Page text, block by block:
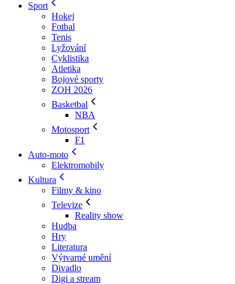
Sport
Hokej
Fotbal
Tenis
Lyžování
Cyklistika
Atletika
Bojové sporty
ZOH 2026
Basketbal
NBA
Motosport
F1
Auto-moto
Elektromobily
Kultura
Filmy & kino
Televize
Reality show
Hudba
Hry
Literatura
Výtvarné umění
Divadlo
Digi a stream